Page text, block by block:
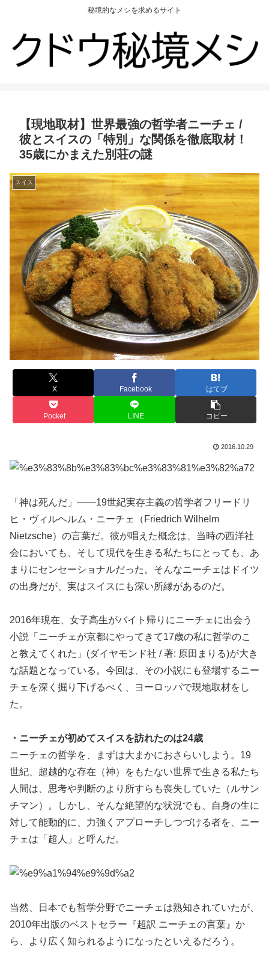
秘境的なメシを求めるサイト
【現地取材】世界最強の哲学者ニーチェ /
彼とスイスの「特別」な関係を徹底取材！
35歳にかまえた別荘の謎
スイス
X Facebook はてブ
Pocket LINE コピー
2016.10.29
「神は死んだ」――19世紀実存主義の哲学者フリードリ
ヒ・ヴィルヘルム・ニーチェ（Friedrich Wilhelm
Nietzsche）の言葉だ。彼が唱えた概念は、当時の西洋社
会においても、そして現代を生きる私たちにとっても、あ
まりにセンセーショナルだった。そんなニーチェはドイツ
の出身だが、実はスイスにも深い所縁があるのだ。
2016年現在、女子高生がバイト帰りにニーチェに出会う
小説「ニーチェが京都にやってきて17歳の私に哲学のこ
と教えてくれた」(ダイヤモンド社 / 著: 原田まりる)が大き
な話題となっている。今回は、その小説にも登場するニー
チェを深く掘り下げるべく、ヨーロッパで現地取材をし
た。
・ニーチェが初めてスイスを訪れたのは24歳
ニーチェの哲学を、まずは大まかにおさらいしよう。19
世紀、超越的な存在（神）をもたない世界で生きる私たち
人間は、思考や判断のより所すらも喪失していた（ルサン
チマン）。しかし、そんな絶望的な状況でも、自身の生に
対して能動的に、力強くアプローチしつづける者を、ニー
チェは「超人」と呼んだ。
当然、日本でも哲学分野でニーチェは熟知されていたが、
2010年出版のベストセラー『超訳 ニーチェの言葉』か
ら、より広く知られるようになったといえるだろう。